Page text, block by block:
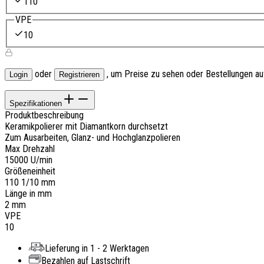
VPE
10
Login oder Registrieren , um Preise zu sehen oder Bestellungen
Spezifikationen
Produktbeschreibung
Keramikpolierer mit Diamantkorn durchsetzt
Zum Ausarbeiten, Glanz- und Hochglanzpolieren
Max Drehzahl
15000 U/min
Größeneinheit
110 1/10 mm
Länge in mm
2 mm
VPE
10
Lieferung in 1 - 2 Werktagen
Bezahlen auf Lastschrift